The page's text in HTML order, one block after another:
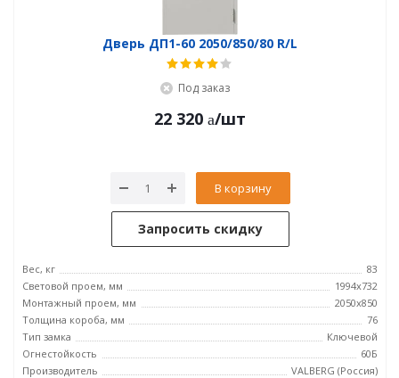
Дверь ДП1-60 2050/850/80 R/L
Под заказ
22 320 /шт
В корзину
Запросить скидку
Вес, кг
83
Световой проем, мм
1994x732
Монтажный проем, мм
2050x850
Толщина короба, мм
76
Тип замка
Ключевой
Огнестойкость
60Б
Производитель
VALBERG (Россия)